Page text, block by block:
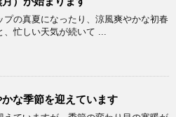
プの真夏になったり、涼風爽やかな初春
、忙しい天気が続いて ...
な季節を迎えています